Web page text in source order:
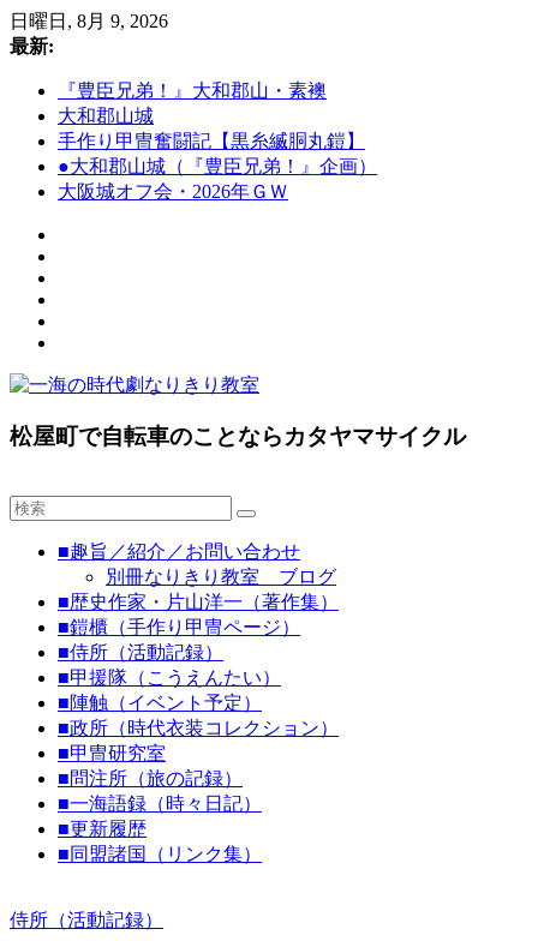
コ
ン
日曜日, 8月 9, 2026
最新:
『豊臣兄弟！』大和郡山・素襖
大和郡山城
手作り甲冑奮闘記【黒糸縅胴丸鎧】
●大和郡山城（『豊臣兄弟！』企画）
大阪城オフ会・2026年ＧＷ
一
の
時
て
松屋町で自転車のことならカタヤマサイクル
■趣旨／紹介／お問い合わせ
別冊なりきり教室 ブログ
■歴史作家・片山洋一（著作集）
■鎧櫃（手作り甲冑ページ）
■侍所（活動記録）
■甲援隊（こうえんたい）
■陣触（イベント予定）
■政所（時代衣装コレクション）
■甲冑研究室
■問注所（旅の記録）
■一海語録（時々日記）
■更新履歴
■同盟諸国（リンク集）
侍所（活動記録）